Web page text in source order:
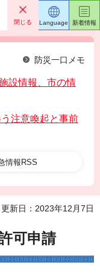
閉じる
防災一口メモ
設情報、市の情
注意喚起と事前
情報RSS
Language 新着情報
更新日：2023年12月7日
可申請